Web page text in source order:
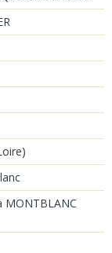
MONTBLANC